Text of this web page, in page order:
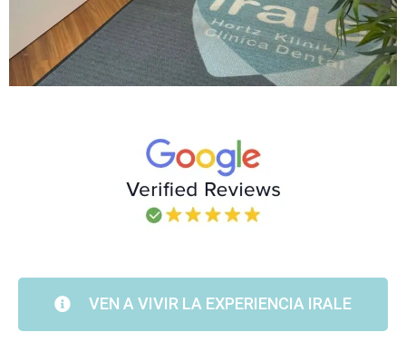
VEN A VIVIR LA EXPERIENCIA IRALE